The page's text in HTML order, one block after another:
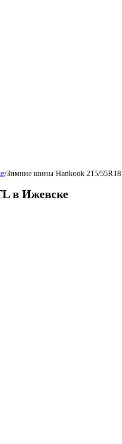
/Зимние шины Hankook 215/
в Ижевске